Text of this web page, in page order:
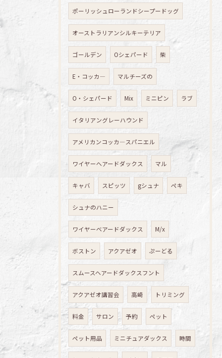
ポーリッシュローランドシープードッグ
オーストラリアンシルキーテリア
ゴールデン Oシェパード 柴
E・コッカ― マルチーズの
O・シェパード Mix ミニピン ラブ
イタリアングレーハウンド
アメリカンコッカ―スパニエル
ワイヤーへアードダックス マル
キャバ スピッツ gシュナ ペキ
シュナのハニー
ワイヤーベアードダックス M/x
ボストン アクアゼオ ぷーどる
スムースヘアードダックスフント
アクアゼオ講習会 高崎 トリミング
料金 サロン 予約 ペット
ペット用品 ミニチュアダックス 時間